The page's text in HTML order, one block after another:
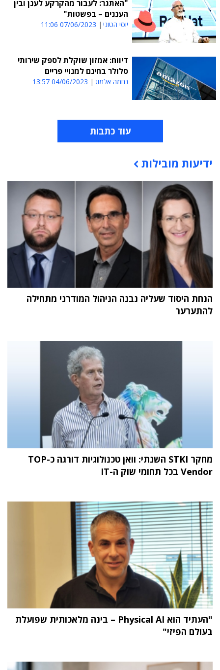
"האתגר: לעבור מהקרקע לענן ובין
העננים – בפשטות"
יוסי הטוני 07/06/2023 11:06
דיווח: אמזון שוקלת לספק שירותי
סלולר בחינם למנויי פריים
נחמה אלמוג 04/06/2023 13:57
עוד כתבות
תוכן פרסומי
ידיעות מובילות
הנחת היסוד שעליה נבנה הניהול המודרני מתחילה
להתערער
מחקר STKI השנתי: וואן טכנולוגיות דורגה כ-TOP
Vendor בכל תחומי שוק ה-IT
"העתיד הוא Physical AI – בינה מלאכותית שפועלת
בעולם הפיזי"